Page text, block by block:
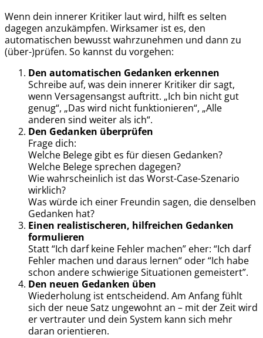
Wenn dein innerer Kritiker laut wird, hilft es selten
dagegen anzukämpfen. Wirksamer ist es, den
automatischen bewusst wahrzunehmen und dann zu
(über-)prüfen. So kannst du vorgehen:
Den automatischen Gedanken erkennen
Schreibe auf, was dein innerer Kritiker dir sagt,
wenn Versagensangst auftritt. „Ich bin nicht gut
genug“, „Das wird nicht funktionieren“, „Alle
anderen sind weiter als ich“.
Den Gedanken überprüfen
Frage dich:
Welche Belege gibt es für diesen Gedanken?
Welche Belege sprechen dagegen?
Wie wahrscheinlich ist das Worst-Case-Szenario
wirklich?
Was würde ich einer Freundin sagen, die denselben
Gedanken hat?
Einen realistischeren, hilfreichen Gedanken
formulieren
Statt “Ich darf keine Fehler machen” eher: “Ich darf
Fehler machen und daraus lernen“ oder “Ich habe
schon andere schwierige Situationen gemeistert”.
Den neuen Gedanken üben
Wiederholung ist entscheidend. Am Anfang fühlt
sich der neue Satz ungewohnt an – mit der Zeit wird
er vertrauter und dein System kann sich mehr
daran orientieren.